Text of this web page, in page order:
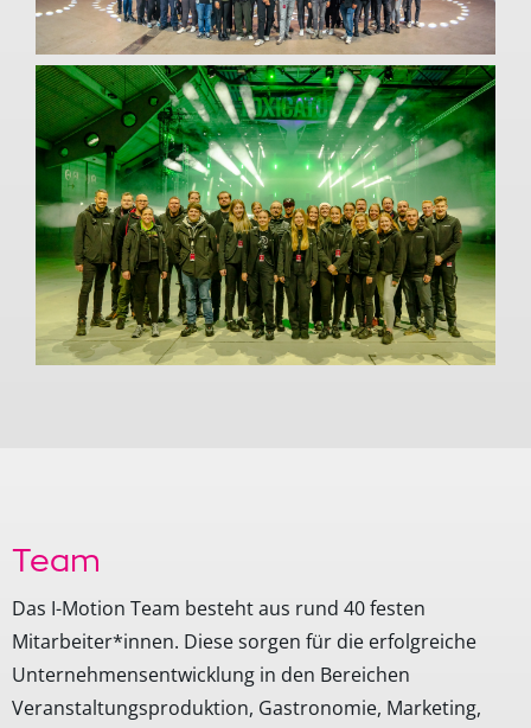
Team
Das I-Motion Team besteht aus rund 40 festen
Mitarbeiter*innen. Diese sorgen für die erfolgreiche
Unternehmensentwicklung in den Bereichen
Veranstaltungsproduktion, Gastronomie, Marketing,